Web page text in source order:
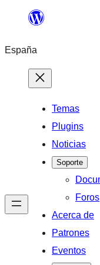
Saltar
contenido
España
Temas
Plugins
Noticias
Soporte
Foros
Acerca de
Patrones
Eventos